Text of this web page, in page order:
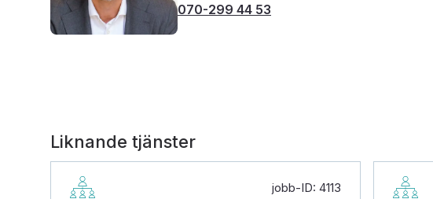
070-299 44 53
Liknande tjänster
jobb-ID: 4113